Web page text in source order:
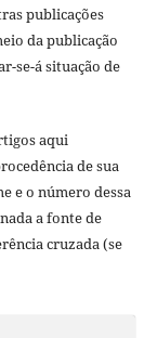
publicações
da publicação
se-á situação de
aqui
de sua
e o número dessa
a fonte de
cruzada (se